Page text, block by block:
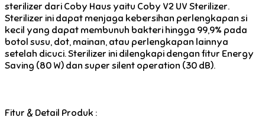
sterilizer dari Coby Haus yaitu Coby V2 UV Sterilizer.
Sterilizer ini dapat menjaga kebersihan perlengkapan si
kecil yang dapat membunuh bakteri hingga 99,9% pada
botol susu, dot, mainan, atau perlengkapan lainnya
setelah dicuci. Sterilizer ini dilengkapi dengan fitur Energy
Saving (80 W) dan super silent operation (30 dB).
Fitur & Detail Produk :